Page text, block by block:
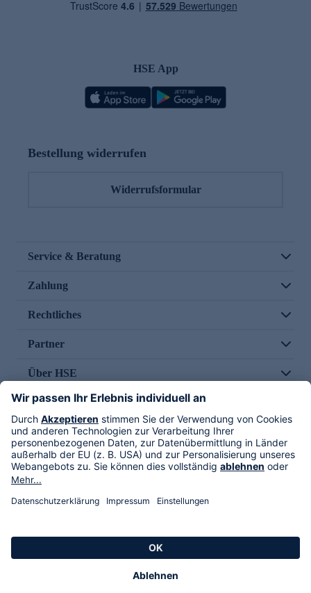
HSE App
Bestellung widerrufen
Widerrufsformular
Service & Beratung
Zahlung
Rechtliches
Partner
Über HSE
Im TV
HSE International